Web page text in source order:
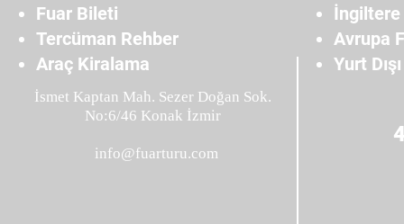
Fuar Bileti
Tercüman Rehber
Araç Kiralama
İngiltere
Avrupa
Yurt
İsmet Kaptan Mah. Sezer Doğan Sok.
No:6/46 Konak İzmir
info@fuarturu.com